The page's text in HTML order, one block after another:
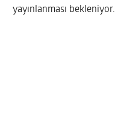
yayınlanması bekleniyor.